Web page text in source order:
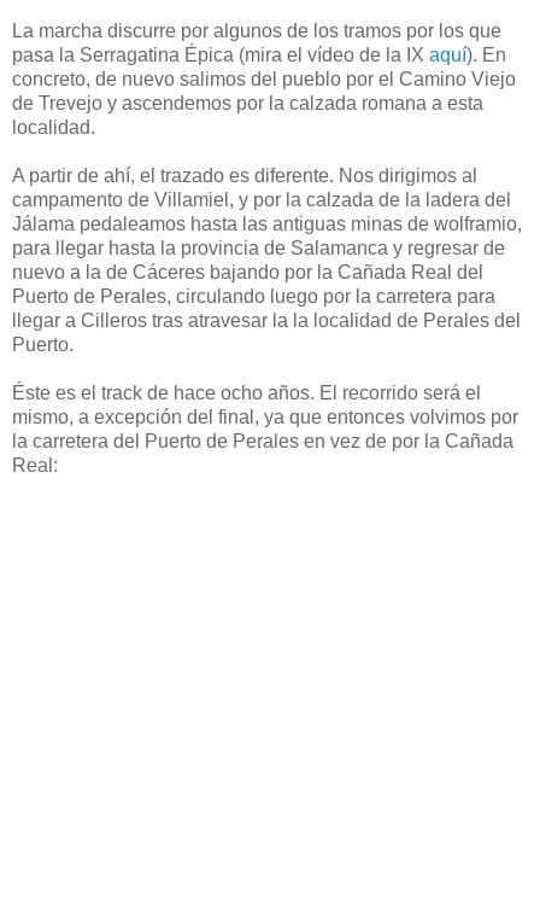
La marcha discurre por algunos de los tramos por los que
pasa la Serragatina Épica (mira el vídeo de la IX aquí). En
concreto, de nuevo salimos del pueblo por el Camino Viejo
de Trevejo y ascendemos por la calzada romana a esta
localidad.
A partir de ahí, el trazado es diferente. Nos dirigimos al
campamento de Villamiel, y por la calzada de la ladera del
Jálama pedaleamos hasta las antiguas minas de wolframio,
para llegar hasta la provincia de Salamanca y regresar de
nuevo a la de Cáceres bajando por la Cañada Real del
Puerto de Perales, circulando luego por la carretera para
llegar a Cilleros tras atravesar la la localidad de Perales del
Puerto.
Éste es el track de hace ocho años. El recorrido será el
mismo, a excepción del final, ya que entonces volvimos por
la carretera del Puerto de Perales en vez de por la Cañada
Real: